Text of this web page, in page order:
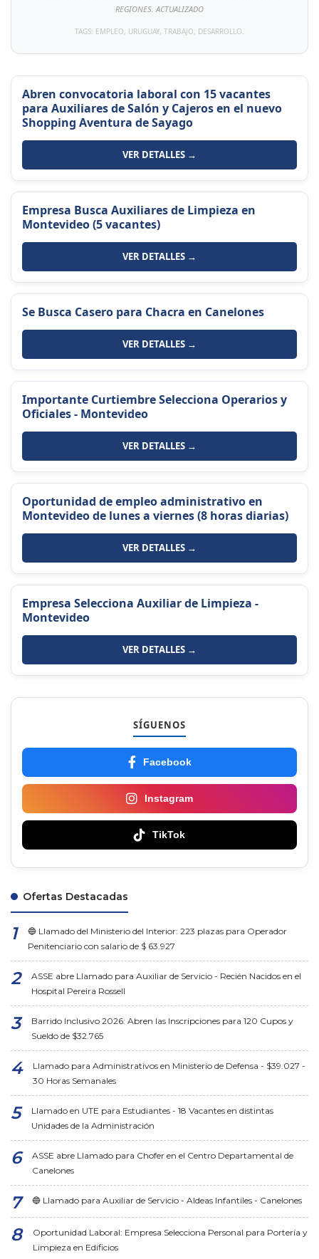
REGIONES. ACTUALIZADO
TAGS: EMPLEO, URUGUAY, TRABAJO, DESARROLLO.
Abren convocatoria laboral con 15 vacantes
para Auxiliares de Salón y Cajeros en el nuevo
Shopping Aventura de Sayago
VER DETALLES →
Empresa Busca Auxiliares de Limpieza en
Montevideo (5 vacantes)
VER DETALLES →
Se Busca Casero para Chacra en Canelones
VER DETALLES →
Importante Curtiembre Selecciona Operarios y
Oficiales - Montevideo
VER DETALLES →
Oportunidad de empleo administrativo en
Montevideo de lunes a viernes (8 horas diarias)
VER DETALLES →
Empresa Selecciona Auxiliar de Limpieza -
Montevideo
VER DETALLES →
SÍGUENOS
Facebook
Instagram
TikTok
Ofertas Destacadas
🔵 Llamado del Ministerio del Interior: 223 plazas para Operador
Penitenciario con salario de $ 63.927
ASSE abre Llamado para Auxiliar de Servicio - Recién Nacidos en el
Hospital Pereira Rossell
Barrido Inclusivo 2026: Abren las Inscripciones para 120 Cupos y
Sueldo de $32.765
Llamado para Administrativos en Ministerio de Defensa - $39.027 -
30 Horas Semanales
Llamado en UTE para Estudiantes - 18 Vacantes en distintas
Unidades de la Administración
ASSE abre Llamado para Chofer en el Centro Departamental de
Canelones
🔵 Llamado para Auxiliar de Servicio - Aldeas Infantiles - Canelones
Oportunidad Laboral: Empresa Selecciona Personal para Portería y
Limpieza en Edificios